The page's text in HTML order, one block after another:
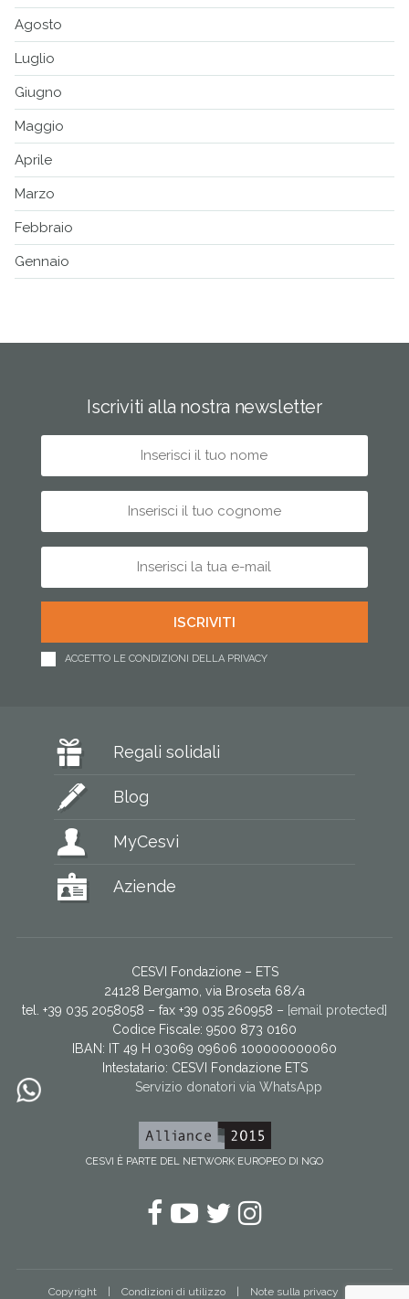
Agosto
Luglio
Giugno
Maggio
Aprile
Marzo
Febbraio
Gennaio
Iscriviti alla nostra newsletter
ACCETTO LE CONDIZIONI DELLA PRIVACY
Regali solidali
Blog
MyCesvi
Aziende
CESVI Fondazione – ETS
24128 Bergamo, via Broseta 68/a
tel. +39 035 2058058 – fax +39 035 260958 – [email protected]
Codice Fiscale: 9500 873 0160
IBAN: IT 49 H 03069 09606 100000000060
Intestatario: CESVI Fondazione ETS
Servizio donatori via WhatsApp
CESVI È PARTE DEL NETWORK EUROPEO DI NGO
Facebook
YouTube
Twitter
Instagram
Copyright Condizioni di utilizzo Note sulla privacy